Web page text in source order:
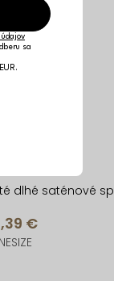
dlhé saténové
€
sa